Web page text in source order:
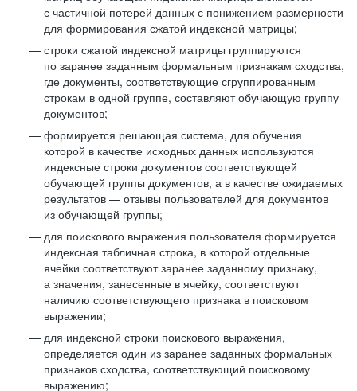
с частичной потерей данных с понижением размерности
для формирования сжатой индексной матрицы;
строки сжатой индексной матрицы группируются
по заранее заданным формальным признакам сходства,
где документы, соответствующие сгруппированным
строкам в одной группе, составляют обучающую группу
документов;
формируется решающая система, для обучения
которой в качестве исходных данных используются
индексные строки документов соответствующей
обучающей группы документов, а в качестве ожидаемых
результатов — отзывы пользователей для документов
из обучающей группы;
для поискового выражения пользователя формируется
индексная табличная строка, в которой отдельные
ячейки соответствуют заранее заданному признаку,
а значения, занесенные в ячейку, соответствуют
наличию соответствующего признака в поисковом
выражении;
для индексной строки поискового выражения,
определяется один из заранее заданных формальных
признаков сходства, соответствующий поисковому
выражению;